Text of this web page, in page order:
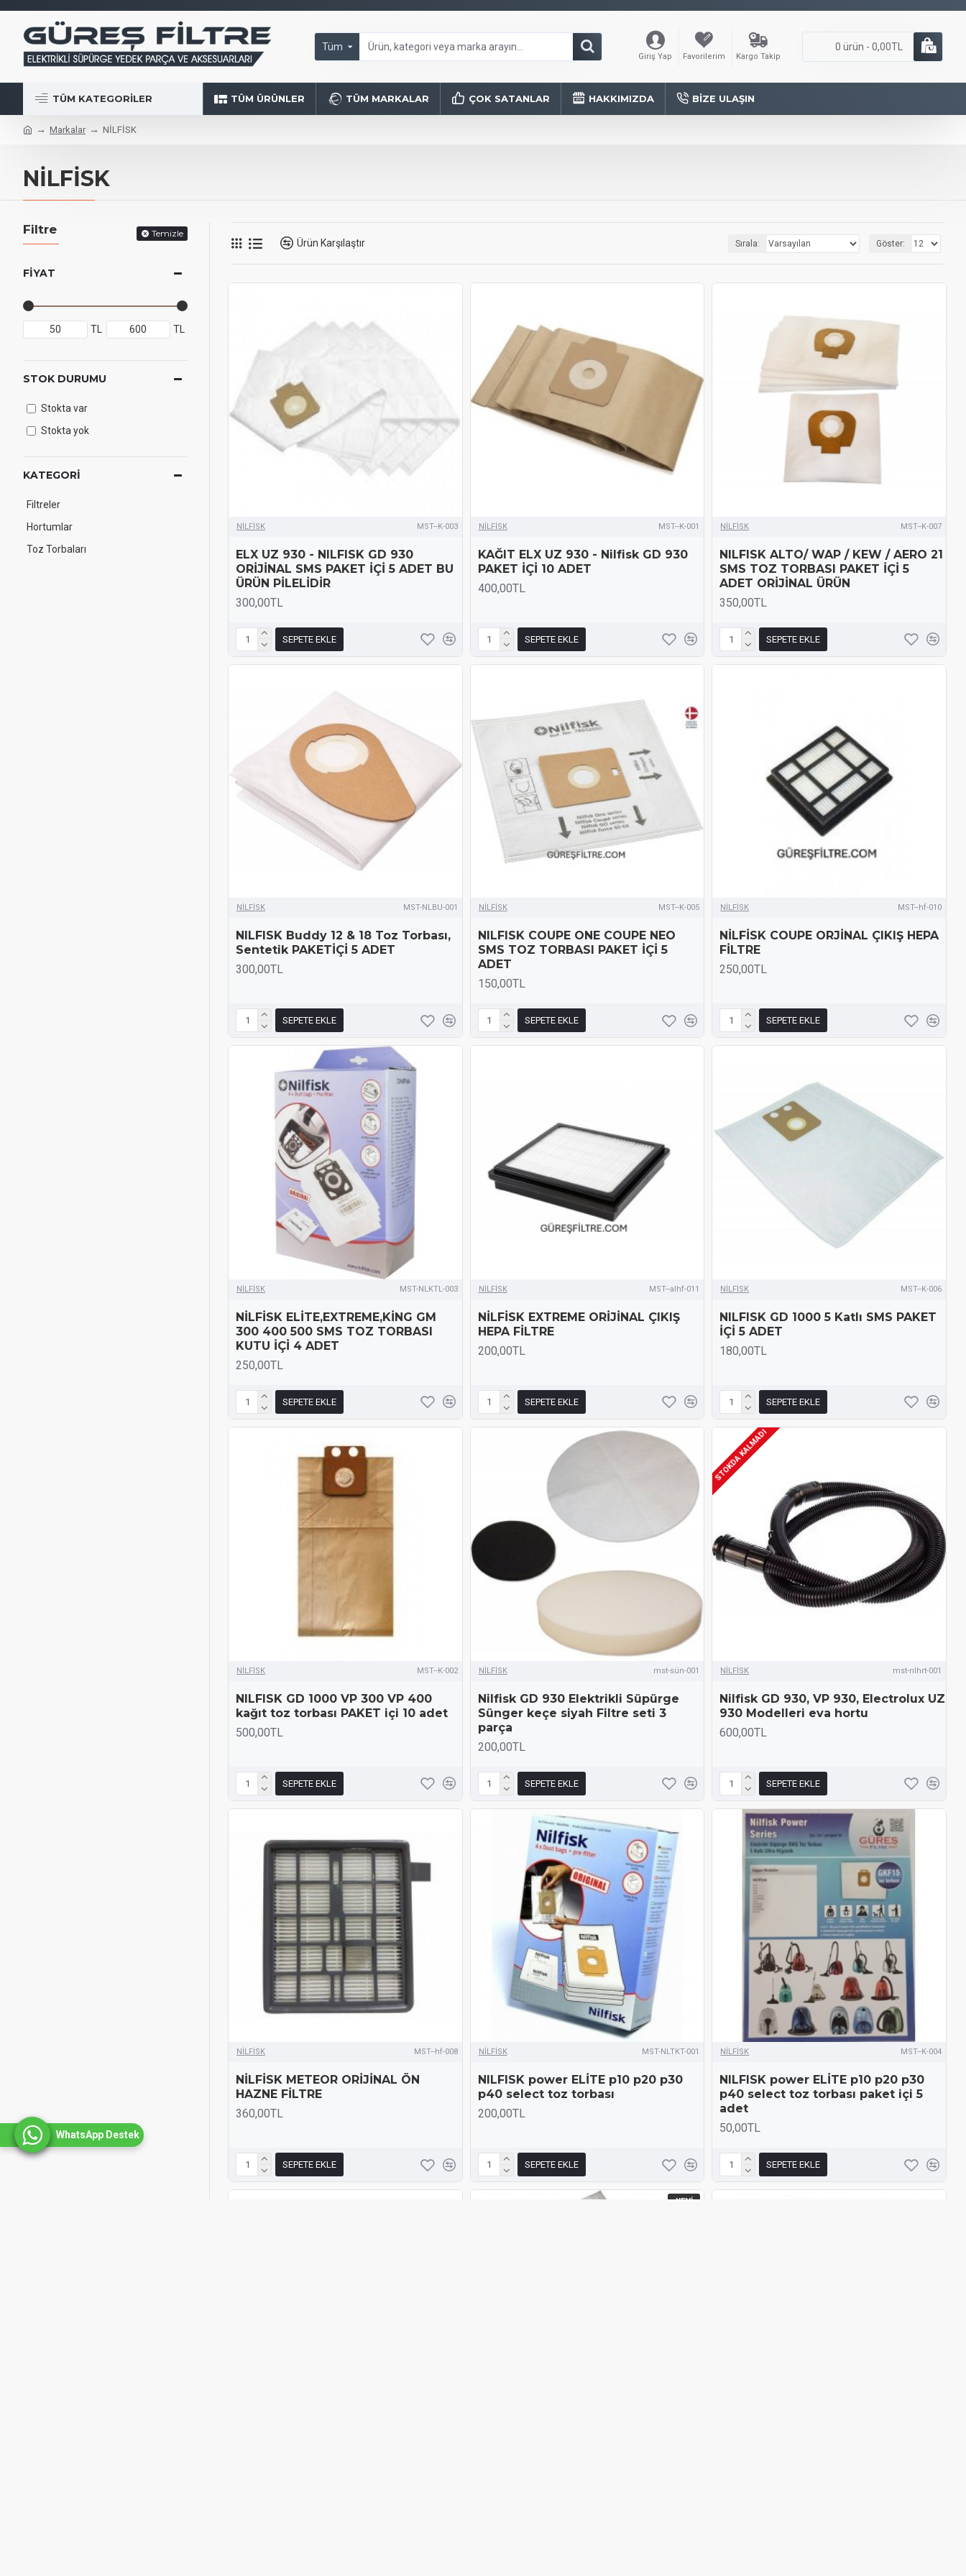
Tüm
Giriş Yap Favorilerim Kargo Takip
0 ürün - 0,00TL
TÜM KATEGORILER TÜM ÜRÜNLER TÜM MARKALAR ÇOK SATANLAR HAKKIMIZDA BIZE ULAŞIN
Markalar NİLFİSK
NİLFİSK
Filtre Temizle
FIYAT
TL TL
KATEGORI
Filtreler
Hortumlar
Toz Torbaları
STOK DURUMU
Stokta var
Stokta yok
Ürün Karşılaştır Sırala: Göster:
NİLFİSK MST--K-003
ELX UZ 930 - NILFISK GD 930
ORİJİNAL SMS PAKET İÇİ 5 ADET BU
ÜRÜN PİLELİDİR
300,00TL
SEPETE EKLE
NİLFİSK MST--K-001
KAĞIT ELX UZ 930 - Nilfisk GD 930
PAKET İÇİ 10 ADET
400,00TL
SEPETE EKLE
NİLFİSK MST--K-007
NILFISK ALTO/ WAP / KEW / AERO 21
SMS TOZ TORBASI PAKET İÇİ 5
ADET ORİJİNAL ÜRÜN
350,00TL
SEPETE EKLE
NİLFİSK MST-NLBU-001
NILFISK Buddy 12 & 18 Toz Torbası,
Sentetik PAKETİÇİ 5 ADET
300,00TL
SEPETE EKLE
NİLFİSK MST--K-005
NILFISK COUPE ONE COUPE NEO
SMS TOZ TORBASI PAKET İÇİ 5
ADET
150,00TL
SEPETE EKLE
NİLFİSK MST--hf-010
NİLFİSK COUPE ORJİNAL ÇIKIŞ HEPA
FİLTRE
250,00TL
SEPETE EKLE
NİLFİSK MST-NLKTL-003
NİLFİSK ELİTE,EXTREME,KİNG GM
300 400 500 SMS TOZ TORBASI
KUTU İÇİ 4 ADET
250,00TL
SEPETE EKLE
NİLFİSK MST--alhf-011
NİLFİSK EXTREME ORİJİNAL ÇIKIŞ
HEPA FİLTRE
200,00TL
SEPETE EKLE
NİLFİSK MST--K-006
NILFISK GD 1000 5 Katlı SMS PAKET
İÇİ 5 ADET
180,00TL
SEPETE EKLE
NİLFİSK MST--K-002
NILFISK GD 1000 VP 300 VP 400
kağıt toz torbası PAKET içi 10 adet
500,00TL
SEPETE EKLE
NİLFİSK mst-sün-001
Nilfisk GD 930 Elektrikli Süpürge
Sünger keçe siyah Filtre seti 3
parça
200,00TL
SEPETE EKLE
STOKDA KALMADI
NİLFİSK mst-nlhrt-001
Nilfisk GD 930, VP 930, Electrolux UZ
930 Modelleri eva hortu
600,00TL
SEPETE EKLE
NİLFİSK MST--hf-008
NİLFİSK METEOR ORİJİNAL ÖN
HAZNE FİLTRE
360,00TL
SEPETE EKLE
NİLFİSK MST-NLTKT-001
NILFISK power ELİTE p10 p20 p30
p40 select toz torbası
200,00TL
SEPETE EKLE
NİLFİSK MST--K-004
NILFISK power ELİTE p10 p20 p30
p40 select toz torbası paket içi 5
adet
50,00TL
SEPETE EKLE
YENI
WhatsApp Destek